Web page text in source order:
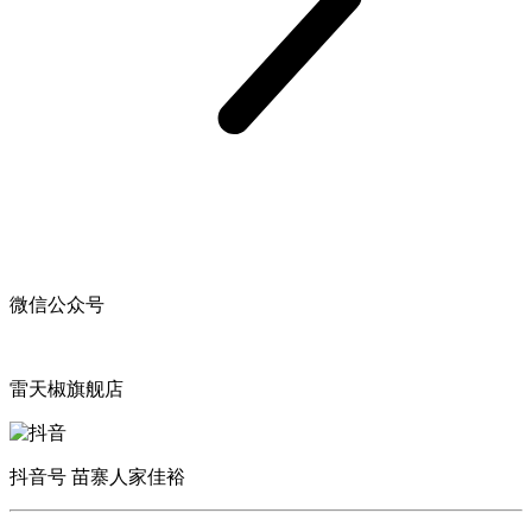
微信公众号
雷天椒旗舰店
抖音号 苗寨人家佳裕